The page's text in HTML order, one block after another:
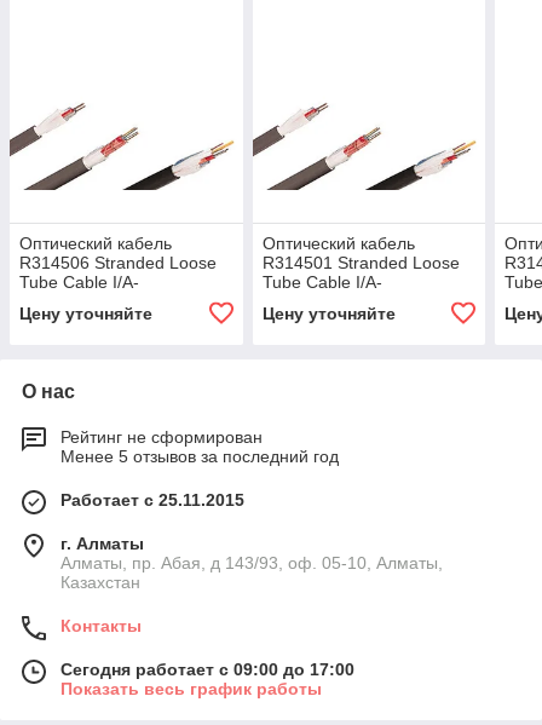
Оптический кабель
R314506 Stranded Loose
Tube Cable I/A-
DQ(ZN=B)H, OM2, 12x12-
fibers, 2000м.
Цену уточняйте
Оптический кабель
R314501 Stranded Loose
Tube Cable I/A-
DQ(ZN=B)H, OM2, 1x12-
fibers, 2000м.
Цену уточняйте
О нас
Рейтинг не сформирован
Менее 5 отзывов за последний год
Работает с 25.11.2015
г. Алматы
Алматы, пр. Абая, д 143/93, оф. 05-10, Алматы,
Казахстан
Контакты
Сегодня работает с 09:00 до 17:00
Показать весь график работы